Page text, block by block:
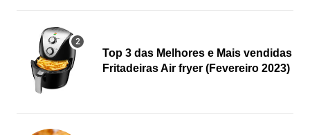
Top 3 das Melhores e Mais vendidas
Fritadeiras Air fryer (Fevereiro 2023)